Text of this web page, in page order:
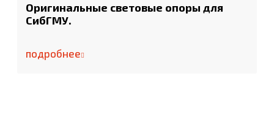
Оригинальные световые опоры для
СибГМУ.
подробнее